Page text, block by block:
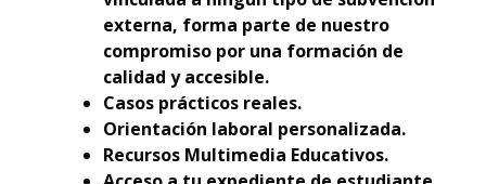
externa, forma parte de nuestro
compromiso por una formación de
calidad y accesible.
Casos prácticos reales.
Orientación laboral personalizada.
Recursos Multimedia Educativos.